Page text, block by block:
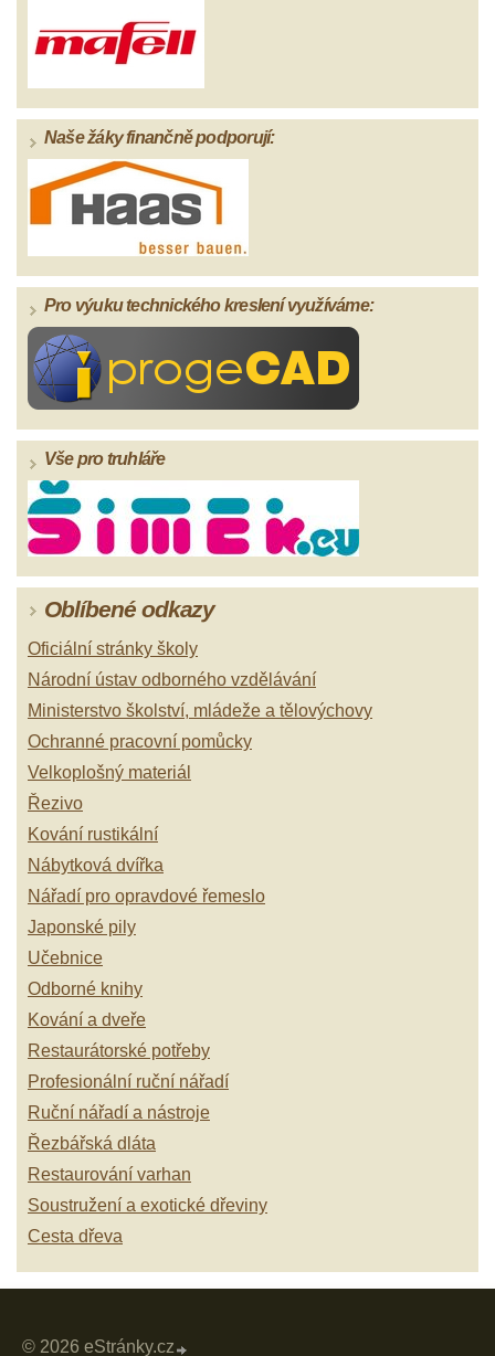
Naše žáky finančně podporují:
Pro výuku technického kreslení využíváme:
Vše pro truhláře
Oblíbené odkazy
Oficiální stránky školy
Národní ústav odborného vzdělávání
Ministerstvo školství, mládeže a tělovýchovy
Ochranné pracovní pomůcky
Velkoplošný materiál
Řezivo
Kování rustikální
Nábytková dvířka
Nářadí pro opravdové řemeslo
Japonské pily
Učebnice
Odborné knihy
Kování a dveře
Restaurátorské potřeby
Profesionální ruční nářadí
Ruční nářadí a nástroje
Řezbářská dláta
Restaurování varhan
Soustružení a exotické dřeviny
Cesta dřeva
© 2026 eStránky.cz